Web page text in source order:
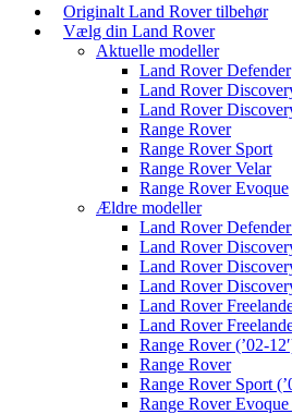
Originalt Land Rover tilbehør
Vælg din Land Rover
Aktuelle modeller
Land Rover Defender
Land Rover
Land Rover
Range Rover
Range Rover Sport
Range Rover Velar
Range Rover Evoque
Ældre modeller
Land Rover Defender
Land Rover
Land Rover
Land Rover
Land Rover
Land Rover
Range Rover (’02-
Range Rover
Range Rover Sport
Range Rover Evoque